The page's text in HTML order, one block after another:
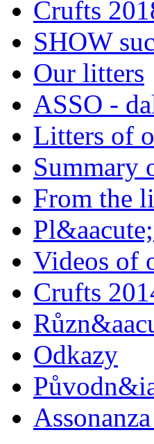
Crufts
SHOW
Our litters
ASSO -
Litters of
Summary
From the
Videos of
Crufts
Odkazy